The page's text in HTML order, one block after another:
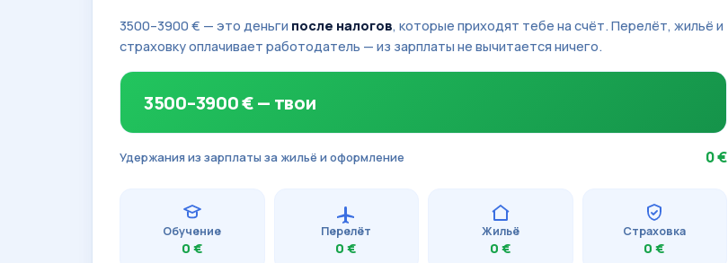
3500–3900 € — это деньги после налогов, которые приходят тебе на счёт. Перелёт, жильё и
страховку оплачивает работодатель — из зарплаты не вычитается ничего.
3500–3900 € — твои
Удержания из зарплаты за жильё и оформление 0 €
Обучение
0 €
Перелёт
0 €
Жильё
0 €
Страховка
0 €